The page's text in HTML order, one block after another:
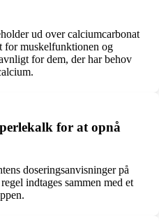
ud over calciumcarbonat
for muskelfunktionen og
for dem, der har behov
for at opnå
doseringsanvisninger på
indtages sammen med et